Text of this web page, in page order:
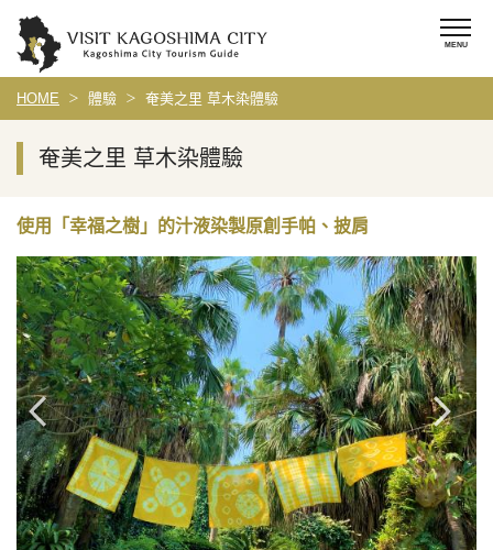
HOME 體驗 奄美之里 草木染體驗
奄美之里 草木染體驗
使用「幸福之樹」的汁液染製原創手帕、披肩